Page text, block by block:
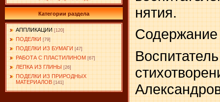
Категории раздела
АППЛИКАЦИИ [120]
ПОДЕЛКИ [79]
ПОДЕЛКИ ИЗ БУМАГИ [47]
РАБОТА С ПЛАСТИЛИНОМ [67]
ЛЕПКА ИЗ ГЛИНЫ [26]
ПОДЕЛКИ ИЗ ПРИРОДНЫХ
МАТЕРИАЛОВ [141]
нятия.
Содержание